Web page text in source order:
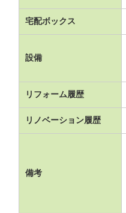
宅配ボックス
設備
リフォーム履歴
リノベーション履歴
備考